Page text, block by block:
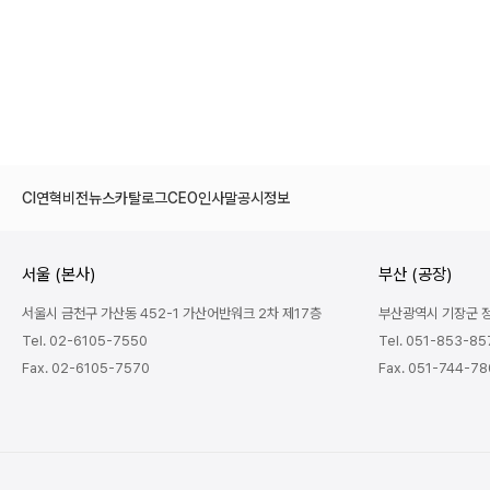
CI 연혁비전뉴스카탈로그CEO인사말공시정보
서울 (본사)
서울시 금천구 가산동 452-1 가산어반워크 2차 제17층
Tel. 02-6105-7550
Fax. 02-6105-7570
부산 (공장)
부산광역시 기장
Tel. 051-853-
Fax. 051-744-